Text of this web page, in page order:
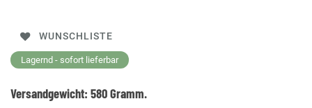
WUNSCHLISTE
Lagernd - sofort lieferbar
Versandgewicht: 580Gramm.